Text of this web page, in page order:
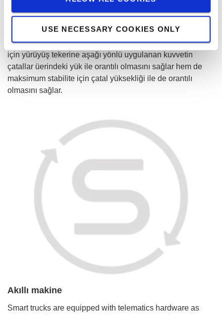
USE NECESSARY COOKIES ONLY
Optimum çekiş
BT'nin patentli Powertrack şasesi, hem optimum çekiş
için yürüyüş tekerine aşağı yönlü uygulanan kuvvetin
çatallar üerindeki yük ile orantılı olmasını sağlar hem de
maksimum stabilite için çatal yüksekliği ile de orantılı
olmasını sağlar.
Akıllı makine
Smart trucks are equipped with telematics hardware as